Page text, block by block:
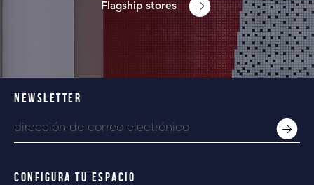
Flagship stores
NEWSLETTER
CONFIGURA TU ESPACIO